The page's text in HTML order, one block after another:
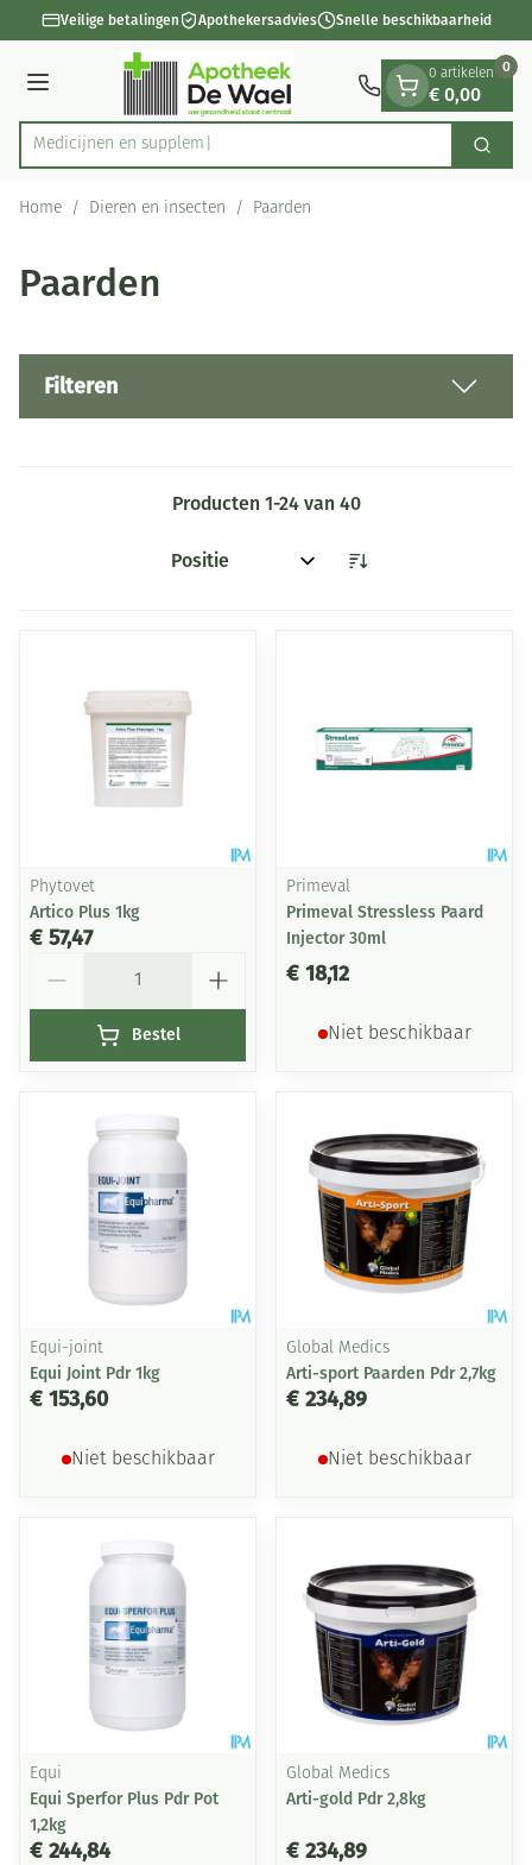
Ga naar de inhoud
1 van 1Veilige betalingen Apothekersadvies Snelle beschikbaarheid
Menu
Product, merk, categorie...
Me Zoek
0 artikelen
€ 0,00
0
Home / Dieren en insecten / Paarden
Paarden
Filteren
Producten 1-24van 40
Sorteer op:
Phytovet
Artico Plus 1kg
€ 57,47
Bestel
Primeval
Primeval Stressless Paard
Injector 30ml
€ 18,12
Niet beschikbaar
Equi-joint
Equi Joint Pdr 1kg
€ 153,60
Niet beschikbaar
Global Medics
Arti-sport Paarden Pdr 2,7kg
€ 234,89
Niet beschikbaar
Equi
Equi Sperfor Plus Pdr Pot
1,2kg
€ 244,84
Global Medics
Arti-gold Pdr 2,8kg
€ 234,89